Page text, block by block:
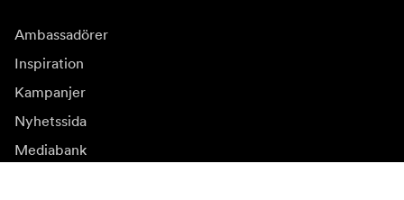
Ambassadörer
Inspiration
Kampanjer
Nyhetssida
Mediabank